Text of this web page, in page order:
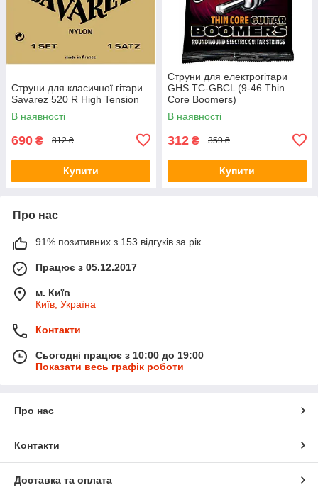
Струни для класичної гітари
Savarez 520 R High Tension
В наявності
690 ₴ 812 ₴
Купити
Струни для електрогітари
GHS TC-GBCL (9-46 Thin
Core Boomers)
В наявності
312 ₴ 359 ₴
Купити
Про нас
91% позитивних з 153 відгуків за рік
Працює з 05.12.2017
м. Київ
Київ, Україна
Контакти
Сьогодні працює з 10:00 до 19:00
Показати весь графік роботи
Про нас
Контакти
Доставка та оплата